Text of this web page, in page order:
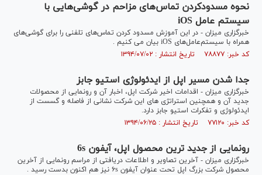
نحوه مسدودکردن تماس‌های مزاحم در گوشی‌هایی با
سیستم عامل iOS
خبرگزاری میزان - در این آموزش مسدود کردن تماس‌های تلفنی را برای گوشی‌های
همراه با سیستم‌عامل‌های iOS بیان می کنیم .
کد خبر: ۷۸۸۷۷ تاریخ انتشار : ۱۳۹۴/۰۷/۰۲
جدا شدن مسیر اپل از ایدئولوژی استیو جابز
خبرگزاری میزان - اقدامات اخیر شرکت اپل، اخبار آن و رونمایی از محصولات
جدید آن و همچنین استراتژی های این شرکت نشانی از فاصله و گسست از
ایدئولوژی و تفکرات استیو جابز دارد.
کد خبر: ۷۷۱۲۰ تاریخ انتشار : ۱۳۹۴/۰۶/۲۵
رونمایی از جدید ترین محصول اپل، آیفون 6s
خبرگزاری میزان - آخرین تصاویر و اطلاعات دریافتی از مراسم رونمایی از آخرین
محصول شرکت بزرگ اپل تحت عنوان آیفون ۶s نیز هم اکنون بدست رسید .